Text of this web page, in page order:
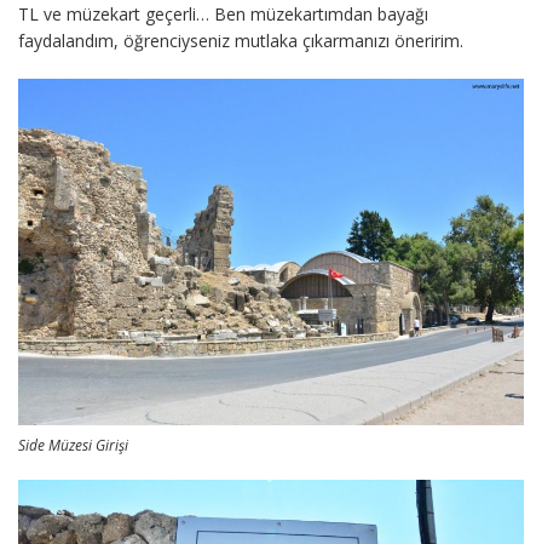
TL ve müzekart geçerli… Ben müzekartımdan bayağı
faydalandım, öğrenciyseniz mutlaka çıkarmanızı öneririm.
Side Müzesi Girişi